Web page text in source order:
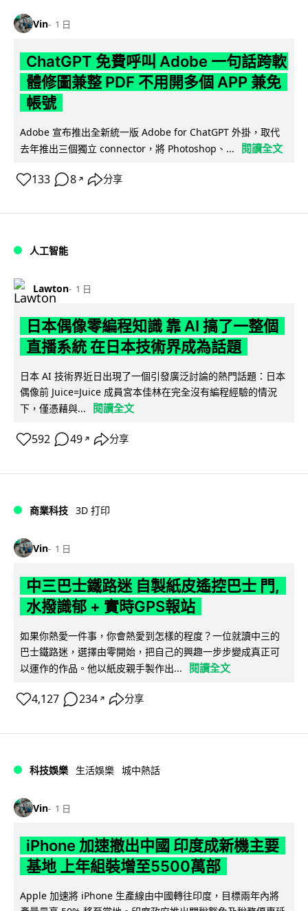
Vin 1 日
ChatGPT 免費呼叫 Adobe 一句話跨軟
體修圖兼整 PDF 不用開多個 APP 兼免
帳號
Adobe 宣布推出全新統一版 Adobe for ChatGPT 外掛，取代
去年推出三個獨立 connector，將 Photoshop、...
閱讀全文
133 8 ↗ 分享
人工智能
Lawton 1 日
日本偶像零編程知識 靠 AI 搞了一整個
直播系統 在日本技術界成為話題
日本 AI 技術界近日出現了一個引發廣泛討論的熱門話題：日本
偶像前 Juice=Juice 成員宮本佳林在完全沒有編程經驗的情況
下，僅憑藉與...
閱讀全文
592 49 ↗ 分享
商業科技 3D 打印
Vin 1 日
中三巴士鐵路迷 自製紙皮遙控巴士 門,
水撥識郁 + 實時GPS報站
如果你熱愛一件事，你會熱愛到怎樣的程度？一位就讀中三的
巴士鐵路迷，選擇由零開始，把自己的興趣一步步變成真正可
以運作的作品。他以紙皮親手製作出...
閱讀全文
4,127 234 ↗ 分享
科技娛樂 生活娛樂 城中熱話
Vin 1 日
iPhone 加速撤出中國 印度成新機主要
基地 上年組裝增至5500萬部
Apple 加速將 iPhone 生產線由中國轉往印度，目標兩年內將